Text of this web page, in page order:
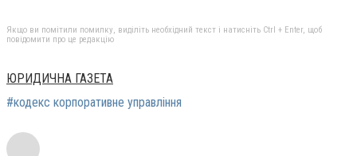
Якщо ви помітили помилку, виділіть необхідний текст і натисніть Ctrl + Enter, щоб
повідомити про це редакцію
ЮРИДИЧНА ГАЗЕТА
#кодекс корпоративне управління